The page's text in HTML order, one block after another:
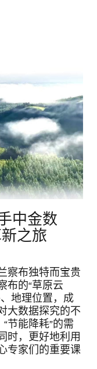
中金数
之旅
察布独特而宝贵
布的“草原云
地理位置，成
大数据探究的不
节能降耗”的需
时，更好地利用
专家们的重要课